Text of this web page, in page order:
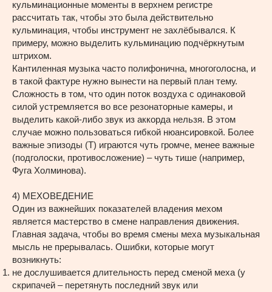
кульминационные моменты в верхнем регистре
рассчитать так, чтобы это была действительно
кульминация, чтобы инструмент не захлёбывался. К
примеру, можно выделить кульминацию подчёркнутым
штрихом.
Кантиленная музыка часто полифонична, многоголосна, и
в такой фактуре нужно вынести на первый план тему.
Сложность в том, что один поток воздуха с одинаковой
силой устремляется во все резонаторные камеры, и
выделить какой-либо звук из аккорда нельзя. В этом
случае можно пользоваться гибкой нюансировкой. Более
важные эпизоды (Т) играются чуть громче, менее важные
(подголоски, противосложение) – чуть тише (например,
Фуга Холминова).
4) МЕХОВЕДЕНИЕ
Один из важнейших показателей владения мехом
является мастерство в смене направления движения.
Главная задача, чтобы во время смены меха музыкальная
мысль не прерывалась. Ошибки, которые могут
возникнуть:
не дослушивается длительность перед сменой меха (у
скрипачей – перетянуть последний звук или